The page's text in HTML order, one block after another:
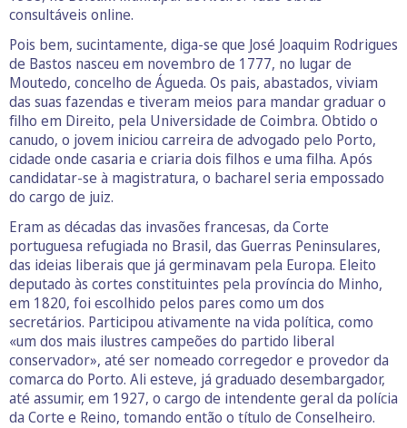
consultáveis online.
Pois bem, sucintamente, diga-se que José Joaquim Rodrigues
de Bastos nasceu em novembro de 1777, no lugar de
Moutedo, concelho de Águeda. Os pais, abastados, viviam
das suas fazendas e tiveram meios para mandar graduar o
filho em Direito, pela Universidade de Coimbra. Obtido o
canudo, o jovem iniciou carreira de advogado pelo Porto,
cidade onde casaria e criaria dois filhos e uma filha. Após
candidatar-se à magistratura, o bacharel seria empossado
do cargo de juiz.
Eram as décadas das invasões francesas, da Corte
portuguesa refugiada no Brasil, das Guerras Peninsulares,
das ideias liberais que já germinavam pela Europa. Eleito
deputado às cortes constituintes pela província do Minho,
em 1820, foi escolhido pelos pares como um dos
secretários. Participou ativamente na vida política, como
«um dos mais ilustres campeões do partido liberal
conservador», até ser nomeado corregedor e provedor da
comarca do Porto. Ali esteve, já graduado desembargador,
até assumir, em 1927, o cargo de intendente geral da polícia
da Corte e Reino, tomando então o título de Conselheiro.